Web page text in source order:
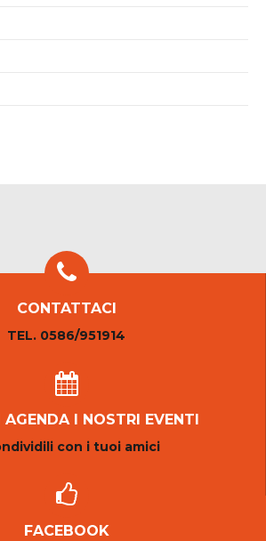
CONTATTACI
TEL. 0586/951914
I NOSTRI EVENTI
con i tuoi amici
FACEBOOK